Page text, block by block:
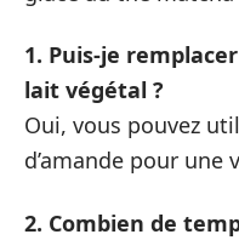
1. Puis-je
lait végétal ?
Oui, vous pouvez
d’amande pour une
2. Combien de